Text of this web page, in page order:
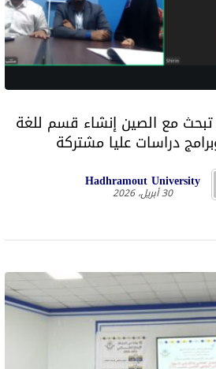
مع الصين إنشاء قسم للغة
دراسات عليا مشتركة
Hadhramout University
30 أبريل، 2026